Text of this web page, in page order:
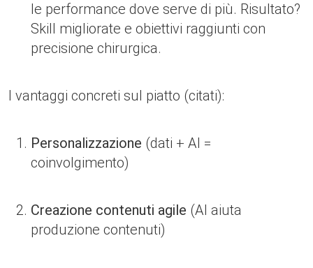
le performance dove serve di più. Risultato?
Skill migliorate e obiettivi raggiunti con
precisione chirurgica.
I vantaggi concreti sul piatto (citati):
Personalizzazione (dati + AI =
coinvolgimento)
Creazione contenuti agile (AI aiuta
produzione contenuti)